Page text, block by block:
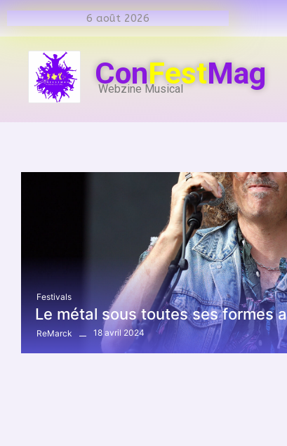
6 août 2026
ConFestMag
Webzine Musical
Festivals
Le métal sous toutes ses formes
ReMarck 18 avril 2024